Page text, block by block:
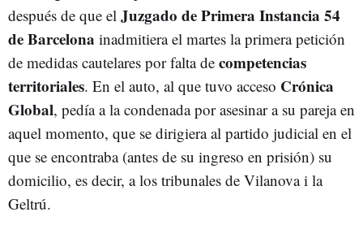
después de que el Juzgado de Primera Instancia 54
de Barcelona inadmitiera el martes la primera petición
de medidas cautelares por falta de competencias
territoriales. En el auto, al que tuvo acceso Crónica
Global, pedía a la condenada por asesinar a su pareja en
aquel momento, que se dirigiera al partido judicial en el
que se encontraba (antes de su ingreso en prisión) su
domicilio, es decir, a los tribunales de Vilanova i la
Geltrú.